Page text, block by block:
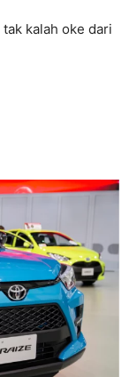
kalah oke dari